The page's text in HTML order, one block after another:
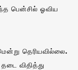
பென்சில் ஓவிய
தெரியவில்லை.
விதித்து